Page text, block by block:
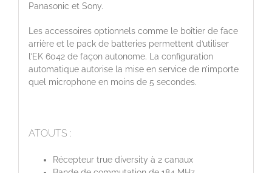
Panasonic et Sony.
Les accessoires optionnels comme le boîtier de face
arrière et le pack de batteries permettent d’utiliser
l’EK 6042 de façon autonome. La configuration
automatique autorise la mise en service de n’importe
quel microphone en moins de 5 secondes.
ATOUTS :
Récepteur true diversity à 2 canaux